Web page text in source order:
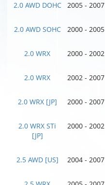
2.0 AWD DOHC 2005 - 2007
2.0 AWD SOHC 2000 - 2005
2.0 WRX 2000 - 2002
2.0 WRX 2002 - 2007
2.0 WRX [JP] 2000 - 2007
2.0 WRX STi
[JP]
2000 - 2002
2.5 AWD [US] 2004 - 2007